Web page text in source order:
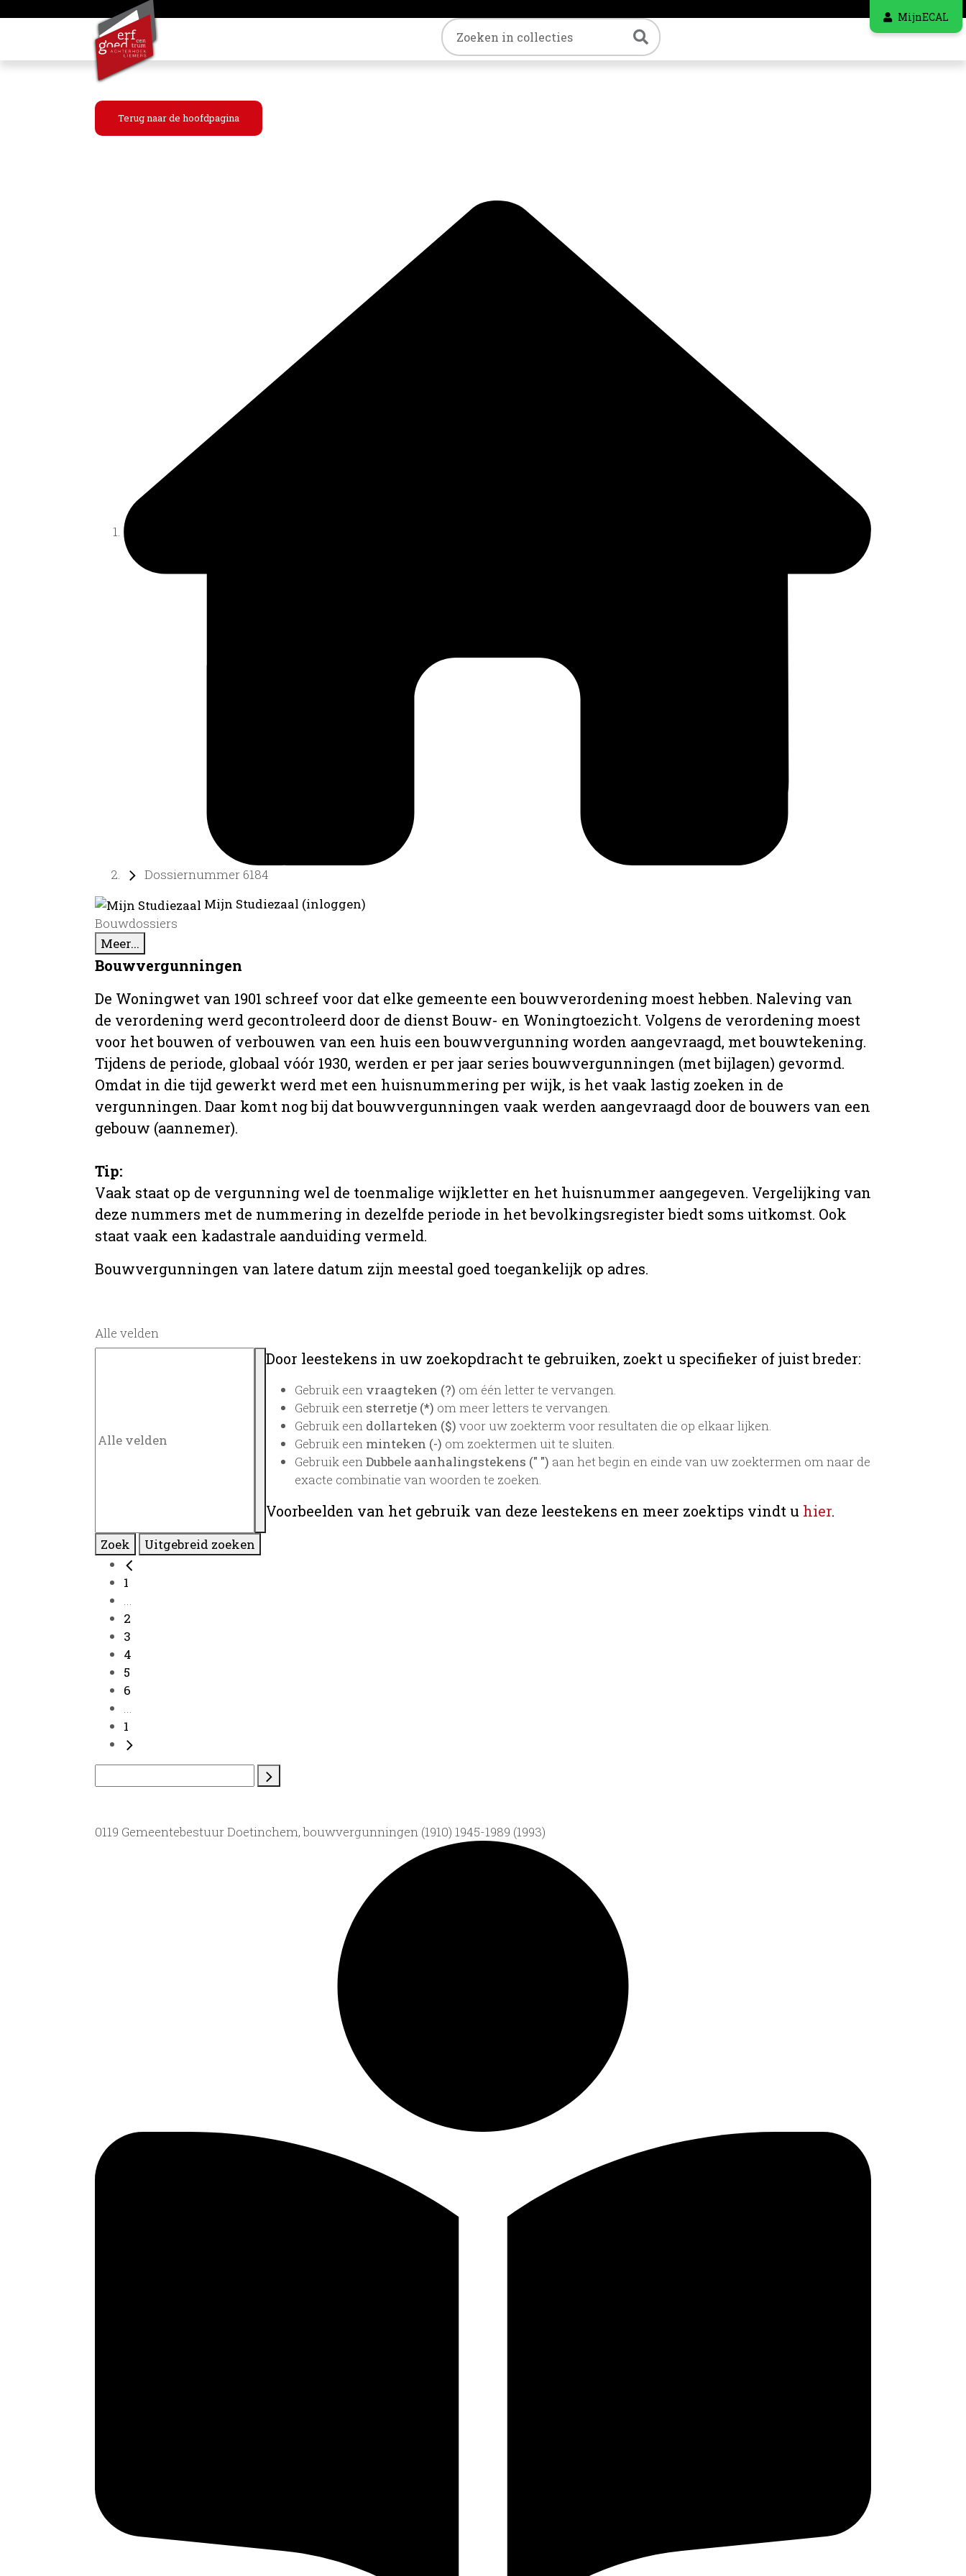
MijnECAL
Trefwoord Zoeken
Terug naar de hoofdpagina
Dossiernummer 6184
Mijn Studiezaal (inloggen)
Bouwdossiers
Meer...
Bouwvergunningen
De Woningwet van 1901 schreef voor dat elke gemeente een bouwverordening moest hebben. Naleving van
de verordening werd gecontroleerd door de dienst Bouw- en Woningtoezicht. Volgens de verordening moest
voor het bouwen of verbouwen van een huis een bouwvergunning worden aangevraagd, met bouwtekening.
Tijdens de periode, globaal vóór 1930, werden er per jaar series bouwvergunningen (met bijlagen) gevormd.
Omdat in die tijd gewerkt werd met een huisnummering per wijk, is het vaak lastig zoeken in de
vergunningen. Daar komt nog bij dat bouwvergunningen vaak werden aangevraagd door de bouwers van een
gebouw (aannemer).
Tip:
Vaak staat op de vergunning wel de toenmalige wijkletter en het huisnummer aangegeven. Vergelijking van
deze nummers met de nummering in dezelfde periode in het bevolkingsregister biedt soms uitkomst. Ook
staat vaak een kadastrale aanduiding vermeld.
Bouwvergunningen van latere datum zijn meestal goed toegankelijk op adres.
Alle velden
Door leestekens in uw zoekopdracht te gebruiken, zoekt u specifieker of juist breder:
Gebruik een vraagteken (?) om één letter te vervangen.
Gebruik een sterretje (*) om meer letters te vervangen.
Gebruik een dollarteken ($) voor uw zoekterm voor resultaten die op elkaar lijken.
Gebruik een minteken (-) om zoektermen uit te sluiten.
Gebruik eenDubbele aanhalingstekens (" ") aan het begin en einde van uw zoektermen om naar de
exacte combinatie van woorden te zoeken.
Voorbeelden van het gebruik van deze leestekens en meer zoektips vindt u hier.
Zoek Uitgebreid zoeken
1
...
2
3
4
5
6
...
1
0119 Gemeentebestuur Doetinchem, bouwvergunningen (1910) 1945-1989 (1993)